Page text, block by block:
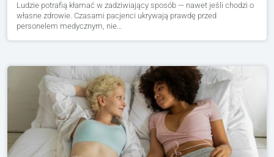
Ludzie potrafią kłamać w zadziwiający sposób — nawet jeśli chodzi o
własne zdrowie. Czasami pacjenci ukrywają prawdę przed
personelem medycznym, nie…